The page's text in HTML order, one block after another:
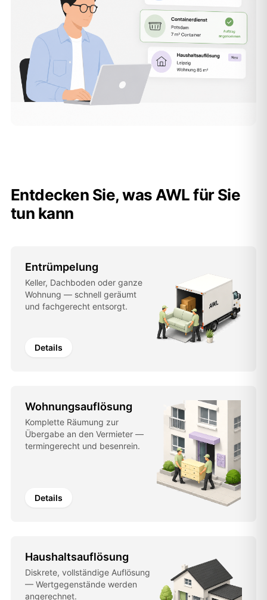
Entdecken Sie, was AWL für Sie
tun kann
Entrümpelung
Keller, Dachboden oder ganze
Wohnung — schnell geräumt
und fachgerecht entsorgt.
Details
Wohnungsauflösung
Komplette Räumung zur
Übergabe an den Vermieter —
termingerecht und besenrein.
Details
Haushaltsauflösung
Diskrete, vollständige Auflösung
— Wertgegenstände werden
angerechnet.